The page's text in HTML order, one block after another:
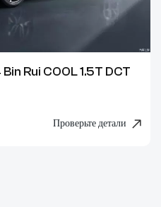
Rui COOL 1.5T DCT
Проверьте детали